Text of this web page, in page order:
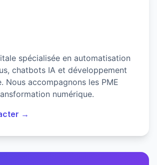
spécialisée en automatisation
chatbots IA et développement
Nous accompagnons les PME
numérique.
→